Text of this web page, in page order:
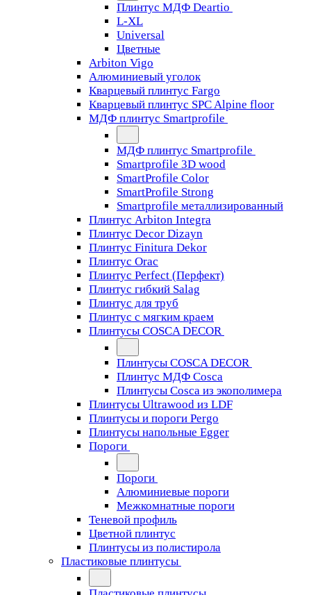
Плинтус МДФ Deartio
L-XL
Universal
Цветные
Arbiton Vigo
Алюминиевый уголок
Кварцевый плинтус Fargo
Кварцевый плинтус SPC Alpine floor
МДФ плинтус Smartprofile
МДФ плинтус Smartprofile
Smartprofile 3D wood
SmartProfile Color
SmartProfile Strong
Smartprofile металлизированный
Плинтус Arbiton Integra
Плинтус Decor Dizayn
Плинтус Finitura Dekor
Плинтус Orac
Плинтус Perfect (Перфект)
Плинтус гибкий Salag
Плинтус для труб
Плинтус с мягким краем
Плинтусы COSCA DECOR
Плинтусы COSCA DECOR
Плинтус МДФ Cosca
Плинтусы Cosca из экополимера
Плинтусы Ultrawood из LDF
Плинтусы и пороги Pergo
Плинтусы напольные Egger
Пороги
Пороги
Алюминиевые пороги
Межкомнатные пороги
Теневой профиль
Цветной плинтус
Плинтусы из полистирола
Пластиковые плинтусы